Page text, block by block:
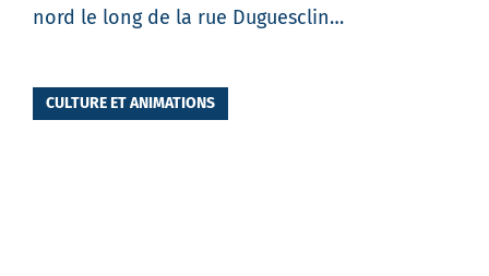
nord le long de la rue Duguesclin…
CULTURE ET ANIMATIONS